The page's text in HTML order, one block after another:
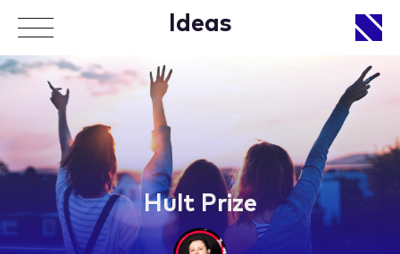
Ideas
Hult Prize
APPROACH
WORKS